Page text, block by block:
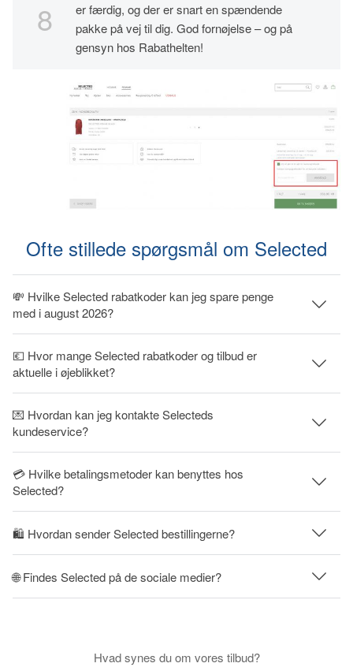
er færdig, og der er snart en spændende
pakke på vej til dig. God fornøjelse – og på
gensyn hos Rabathelten!
Ofte stillede spørgsmål om Selected
💸 Hvilke Selected rabatkoder kan jeg spare penge
med i august 2026?
💶 Hvor mange Selected rabatkoder og tilbud er
aktuelle i øjeblikket?
💌 Hvordan kan jeg kontakte Selecteds
kundeservice?
💳 Hvilke betalingsmetoder kan benyttes hos
Selected?
🛍 Hvordan sender Selected bestillingerne?
🌐 Findes Selected på de sociale medier?
Hvad synes du om vores tilbud?